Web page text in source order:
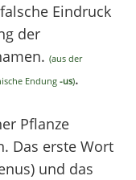
Eindruck
der
(aus der
Endung -us).
Pflanze
Das erste Wort
und das